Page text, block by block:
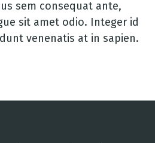
sem consequat ante,
sit amet odio. Integer id
venenatis at in sapien.